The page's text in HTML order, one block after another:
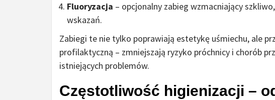
Fluoryzacja – opcjonalny zabieg wzmacniający
wskazań.
Zabiegi te nie tylko poprawiają estetykę uśmiechu, ale
profilaktyczną – zmniejszają ryzyko próchnicy i chorób
istniejących problemów.
Częstotliwość higienizacji –